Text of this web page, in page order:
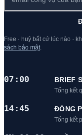
Free · huỷ bất cứ lúc nào ·
sách bảo mật
07:00 BRIEF
Tổng kết
14:45 ĐÓNG
Tổng kết